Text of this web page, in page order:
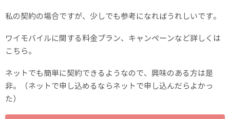
私の契約の場合ですが、少しでも参考になればうれしいです。
ワイモバイルに関する料金プラン、キャンペーンなど詳しくは
こちら。
ネットでも簡単に契約できるようなので、興味のある方は是
非。（ネットで申し込めるならネットで申し込んだらよかっ
た）